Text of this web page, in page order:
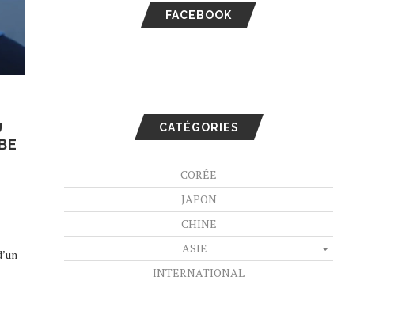
FACEBOOK
CATÉGORIES
CORÉE
JAPON
CHINE
ASIE
INTERNATIONAL